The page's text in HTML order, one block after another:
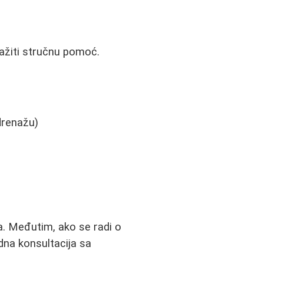
stručnu pomoć.
Međutim, ako se radi o
konsultacija sa